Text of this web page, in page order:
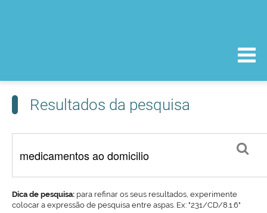
Resultados da pesquisa
Dica de pesquisa: para refinar os seus resultados, experimente
colocar a expressão de pesquisa entre aspas. Ex: "231/CD/8.1.6"